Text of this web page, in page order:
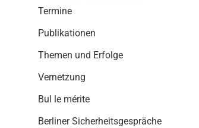
Termine
Publikationen
Themen und Erfolge
Vernetzung
Bul le mérite
Berliner Sicherheitsgespräche